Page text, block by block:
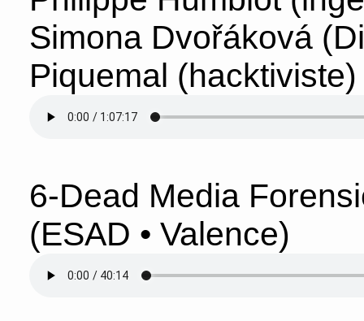
Simona Dvořáková
Piquemal (hacktiviste)
6-Dead Media
(ESAD • Valence)